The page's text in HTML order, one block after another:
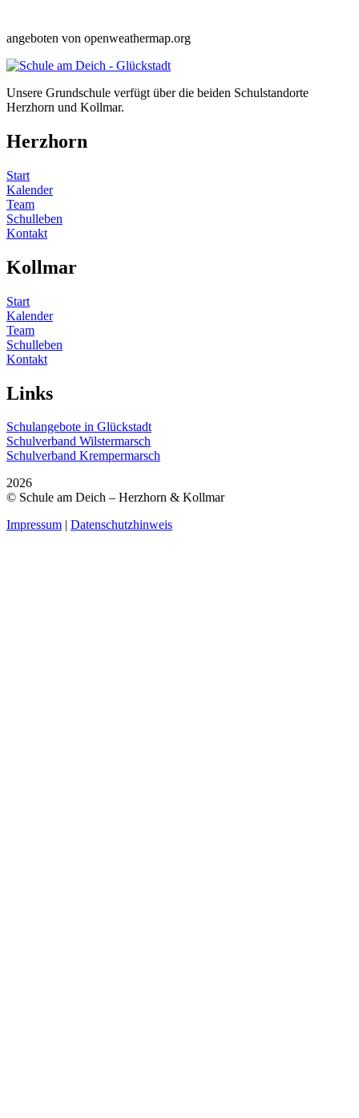
angeboten von openweathermap.org
Unsere Grundschule verfügt über die beiden Schulstandorte
Herzhorn und Kollmar.
Herzhorn
Start
Kalender
Team
Schulleben
Kontakt
Kollmar
Start
Kalender
Team
Schulleben
Kontakt
Links
Schulangebote in Glückstadt
Schulverband Wilstermarsch
Schulverband Krempermarsch
2026
© Schule am Deich – Herzhorn & Kollmar
Impressum | Datenschutzhinweis